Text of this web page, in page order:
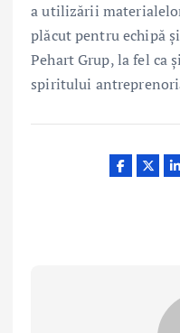
a utilizării
plăcut pentru echipă
Pehart Grup, la fel ca
spiritului